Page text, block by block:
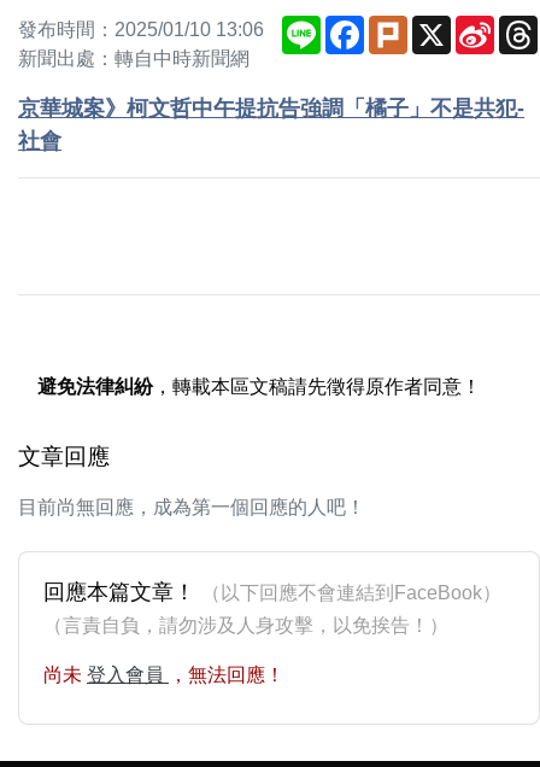
發布時間：2025/01/10 13:06
新聞出處：轉自中時新聞網
Line Facebook
Plurk X
Sina
京華城案》柯文哲中午提抗告強調「橘子」不是共犯-
社會
避免法律糾紛，轉載本區文稿請先徵得原作者同意！
文章回應
目前尚無回應，成為第一個回應的人吧！
回應本篇文章！
（以下回應不會連結到FaceBook）
（言責自負，請勿涉及人身攻擊，以免挨告！）
尚未 登入會員 ，無法回應！